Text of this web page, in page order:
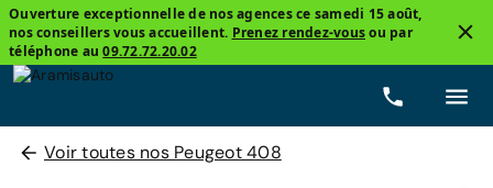
Ouverture exceptionnelle de nos agences ce samedi 15 août,
nos conseillers vous accueillent. Prenez rendez-vousou par
téléphone au09.72.72.20.02
Voir toutes nos Peugeot 408